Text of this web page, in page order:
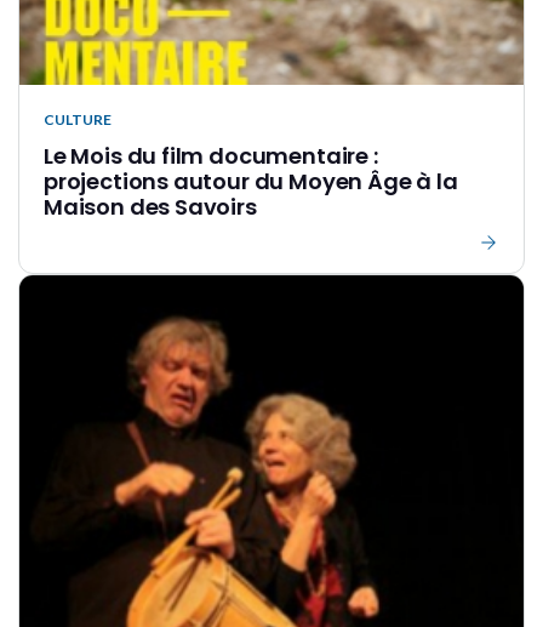
CULTURE
Le Mois du film documentaire :
projections autour du Moyen Âge à la
Maison des Savoirs